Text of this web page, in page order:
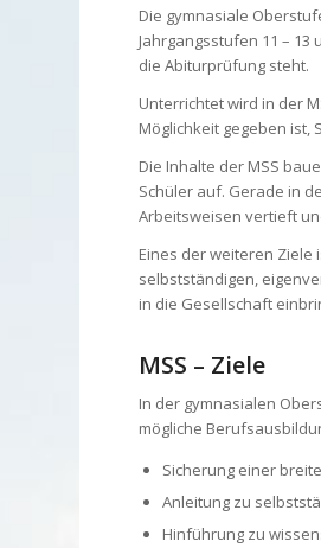
Die gymnasiale
Jahrgangsstufen 11 –
die Abiturprüfung steht.
Unterrichtet wird in der
Möglichkeit gegeben ist,
Die Inhalte der MSS
Schüler auf. Gerade in
Arbeitsweisen vertieft
Eines der weiteren Ziele
selbstständigen,
in die Gesellschaft
MSS – Ziele
In der gymnasialen
mögliche
Sicherung einer
Anleitung zu
Hinführung zu